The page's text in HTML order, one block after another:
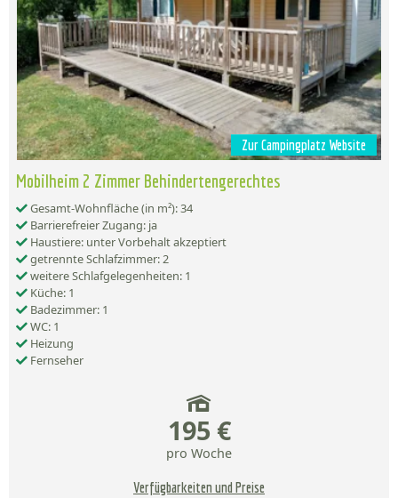
Zur Campingplatz Website
Mobilheim 2 Zimmer Behindertengerechtes
Gesamt-Wohnfläche (in m²): 34
Barrierefreier Zugang: ja
Haustiere: unter Vorbehalt akzeptiert
getrennte Schlafzimmer: 2
weitere Schlafgelegenheiten: 1
Küche: 1
Badezimmer: 1
WC: 1
Heizung
Fernseher
195 €
pro Woche
Verfügbarkeiten und Preise